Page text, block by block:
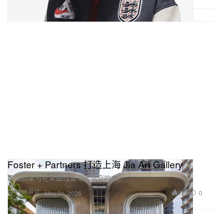
Design 设计
Foster + Partners 打造上海 Jia Art Gallery
玻璃肋架与花朵曲线谱写建筑交响曲。
May 31, 2026 906 0